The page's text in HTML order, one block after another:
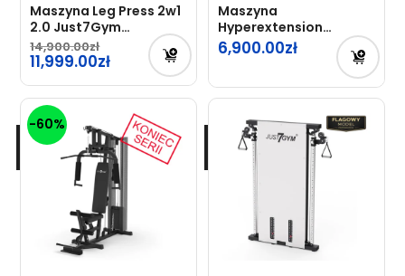
Maszyna Leg Press 2w1
2.0 Just7Gym
Professional – OUTLET
14,900.00
Pierwotna
cena
wynosiła:
14,900.00zł.
11,999.00
Aktualna
cena
wynosi:
11,999.00zł.
Maszyna
Hyperextension
Just7Gym
6,900.00
-60%